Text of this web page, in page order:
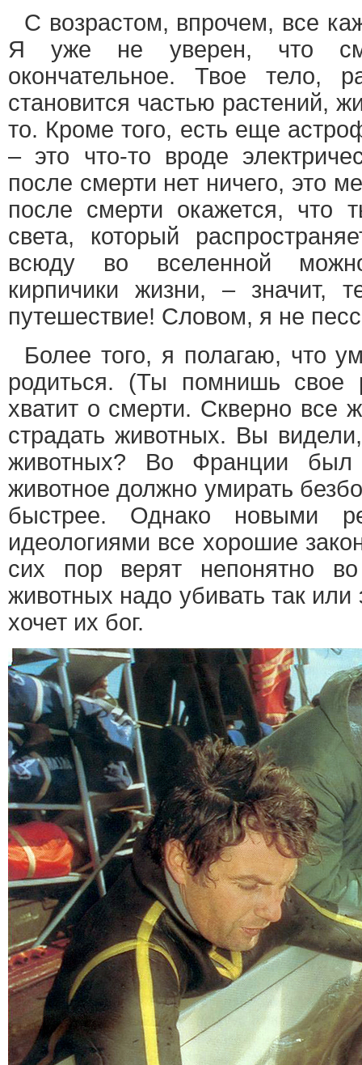
С возрастом, впрочем, все
Я уже не уверен, что
окончательное. Твое тело,
становится частью растений,
то. Кроме того, есть еще
– это что-то вроде
после смерти нет ничего, это
после смерти окажется, что
света, который
всюду во вселенной
кирпичики жизни, – значит,
путешествие! Словом, я не
Более того, я полагаю, что
родиться. (Ты помнишь свое
хватит о смерти. Скверно все
страдать животных. Вы
животных? Во Франции был
животное должно умирать
быстрее. Однако новыми
идеологиями все хорошие
сих пор верят непонятно
животных надо убивать так или
хочет их бог.